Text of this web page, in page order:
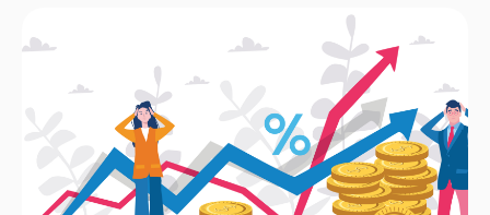
2020년 1분기에 비해 100% 증가한 수치다. 테슬라는 자동차 공장을
풀가동하고 있다. 부품 부족으로 공장을 돌리지 못하는 다른 자동차 기업과